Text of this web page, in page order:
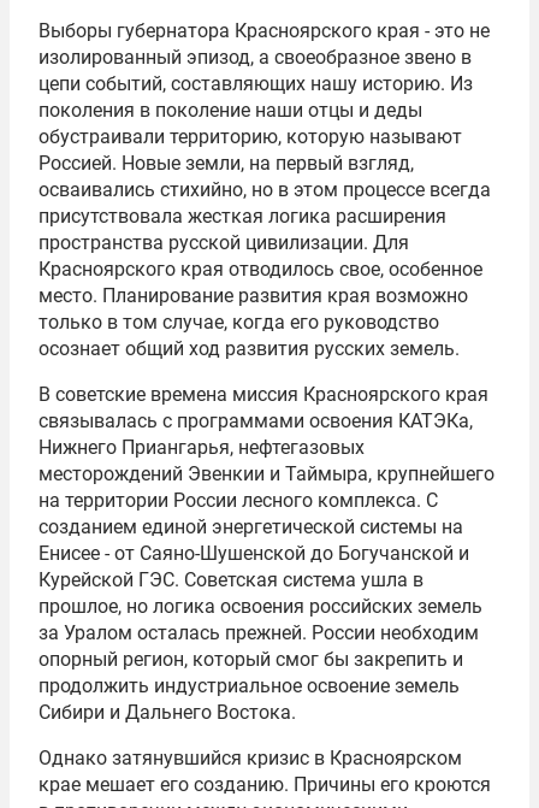
Выборы губернатора Красноярского края - это не
изолированный эпизод, а своеобразное звено в
цепи событий, составляющих нашу историю. Из
поколения в поколение наши отцы и деды
обустраивали территорию, которую называют
Россией. Новые земли, на первый взгляд,
осваивались стихийно, но в этом процессе всегда
присутствовала жесткая логика расширения
пространства русской цивилизации. Для
Красноярского края отводилось свое, особенное
место. Планирование развития края возможно
только в том случае, когда его руководство
осознает общий ход развития русских земель.
В советские времена миссия Красноярского края
связывалась с программами освоения КАТЭКа,
Нижнего Приангарья, нефтегазовых
месторождений Эвенкии и Таймыра, крупнейшего
на территории России лесного комплекса. С
созданием единой энергетической системы на
Енисее - от Саяно-Шушенской до Богучанской и
Курейской ГЭС. Советская система ушла в
прошлое, но логика освоения российских земель
за Уралом осталась прежней. России необходим
опорный регион, который смог бы закрепить и
продолжить индустриальное освоение земель
Сибири и Дальнего Востока.
Однако затянувшийся кризис в Красноярском
крае мешает его созданию. Причины его кроются